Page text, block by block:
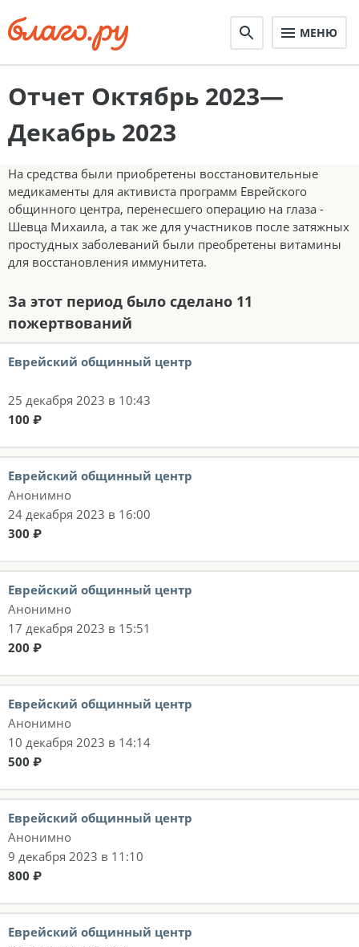
МЕНЮ
Отчет Октябрь 2023—
Декабрь 2023
На средства были приобретены восстановительные
медикаменты для активиста программ Еврейского
общинного центра, перенесшего операцию на глаза -
Шевца Михаила, а так же для участников после затяжных
простудных заболеваний были преобретены витамины
для восстановления иммунитета.
За этот период было сделано 11
пожертвований
Еврейский общинный центр
25 декабря 2023 в 10:43
100 ₽
Еврейский общинный центр
Анонимно
24 декабря 2023 в 16:00
300 ₽
Еврейский общинный центр
Анонимно
17 декабря 2023 в 15:51
200 ₽
Еврейский общинный центр
Анонимно
10 декабря 2023 в 14:14
500 ₽
Еврейский общинный центр
Анонимно
9 декабря 2023 в 11:10
800 ₽
Еврейский общинный центр